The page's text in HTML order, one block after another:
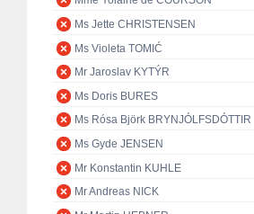
Ms Jette CHRISTENSEN
Ms Violeta TOMIĆ
Mr Jaroslav KYTÝR
Ms Doris BURES
Ms Rósa Björk BRYNJÓLFSDÓTTIR
Ms Gyde JENSEN
Mr Konstantin KUHLE
Mr Andreas NICK